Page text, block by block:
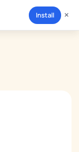
Install ×